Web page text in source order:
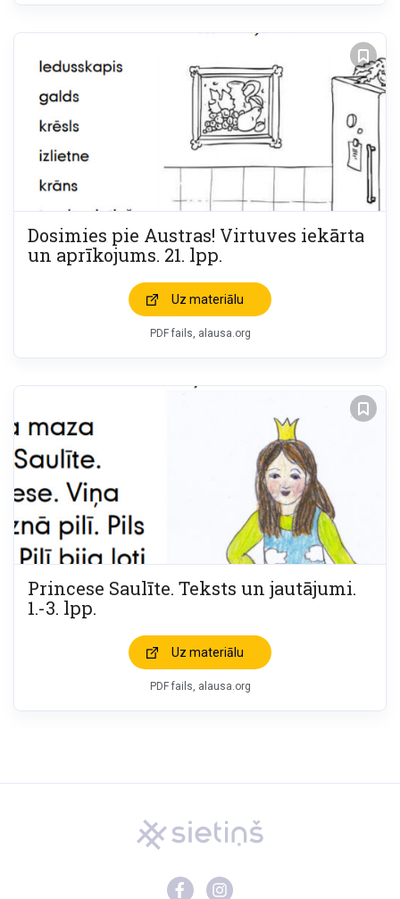
Dosimies pie Austras! Virtuves iekārta
un aprīkojums. 21. lpp.
Uz materiālu
PDF fails, alausa.org
Princese Saulīte. Teksts un jautājumi.
1.-3. lpp.
Uz materiālu
PDF fails, alausa.org